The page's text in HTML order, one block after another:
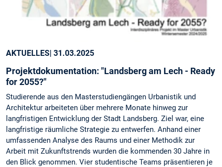
AKTUELLES| 31.03.2025
Projektdokumentation: "Landsberg am Lech - Ready
for 2055?"
Studierende aus den Masterstudiengängen Urbanistik und
Architektur arbeiteten über mehrere Monate hinweg zur
langfristigen Entwicklung der Stadt Landsberg. Ziel war, eine
langfristige räumliche Strategie zu entwerfen. Anhand einer
umfassenden Analyse des Raums und einer Methodik zur
Arbeit mit Zukunftstrends wurden die kommenden 30 Jahre in
den Blick genommen. Vier studentische Teams präsentieren je